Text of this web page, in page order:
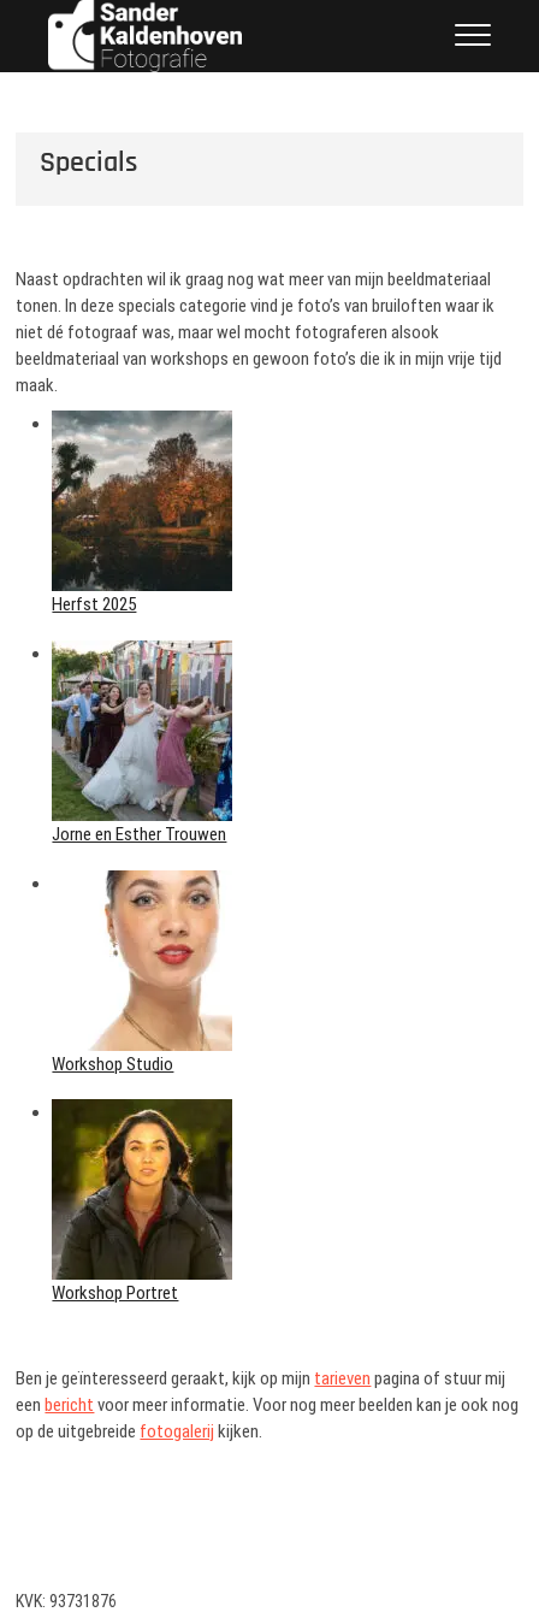
Sander Kaldenhoven
Fotografie
Specials
Naast opdrachten wil ik graag nog wat meer van mijn beeldmateriaal
tonen. In deze specials categorie vind je foto’s van bruiloften waar ik
niet dé fotograaf was, maar wel mocht fotograferen alsook
beeldmateriaal van workshops en gewoon foto’s die ik in mijn vrije tijd
maak.
Herfst 2025
Jorne en Esther Trouwen
Workshop Studio
Workshop Portret
Ben je geïnteresseerd geraakt, kijk op mijn tarieven pagina of stuur mij
eenbericht voor meer informatie. Voor nog meer beelden kan je ook nog
op de uitgebreide fotogalerij kijken.
KVK: 93731876